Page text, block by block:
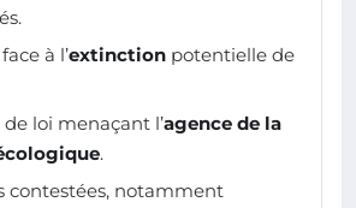
à l’extinction potentielle de
loi menaçant l’agence de la
.
contestées, notamment